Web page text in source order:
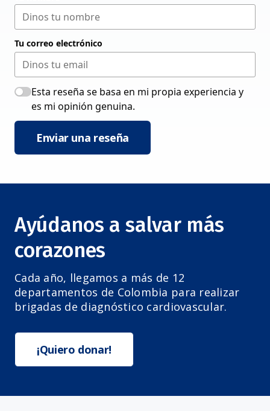
Tu correo electrónico
Esta reseña se basa en mi propia experiencia y
es mi opinión genuina.
Enviar una reseña
Ayúdanos a salvar más
corazones
Cada año, llegamos a más de 12
departamentos de Colombia para realizar
brigadas de diagnóstico cardiovascular.
¡Quiero donar!